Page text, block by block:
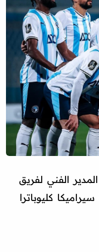
الفني لفريق
كليوباترا